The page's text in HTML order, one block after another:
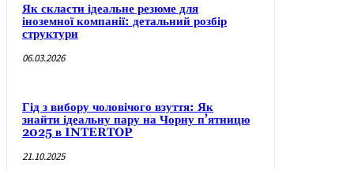
Як скласти ідеальне резюме для
іноземної компанії: детальний розбір
структури
06.03.2026
Гід з вибору чоловічого взуття: Як
знайти ідеальну пару на Чорну п’ятницю
2025 в INTERTOP
21.10.2025